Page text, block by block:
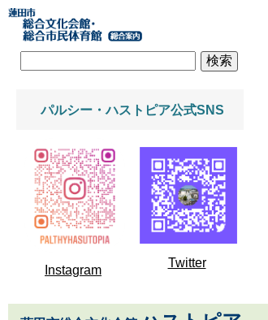
パルシー・ハストピア公式SNS
Instagram
Twitter